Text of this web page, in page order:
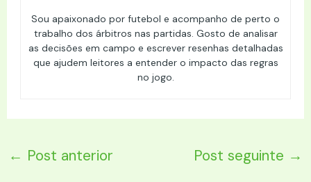
Sou apaixonado por futebol e acompanho de perto o
trabalho dos árbitros nas partidas. Gosto de analisar
as decisões em campo e escrever resenhas detalhadas
que ajudem leitores a entender o impacto das regras
no jogo.
← Post anterior Post seguinte →